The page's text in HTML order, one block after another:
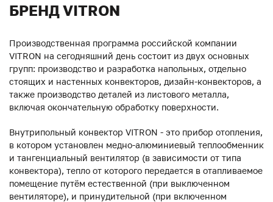
БРЕНД VITRON
Производственная программа российской компании
VITRON на сегодняшний день состоит из двух основных
групп: производство и разработка напольных, отдельно
стоящих и настенных конвекторов, дизайн-конвекторов, а
также производство деталей из листового металла,
включая окончательную обработку поверхности.
Внутрипольный конвектор VITRON - это прибор отопления,
в котором установлен медно-алюминиевый теплообменник
и тангенциальный вентилятор (в зависимости от типа
конвектора), тепло от которого передается в отапливаемое
помещение путём естественной (при выключенном
вентиляторе), и принудительной (при включенном